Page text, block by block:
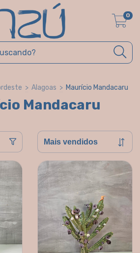
0
> Alagoas > Maurício Mandacaru
Mandacaru